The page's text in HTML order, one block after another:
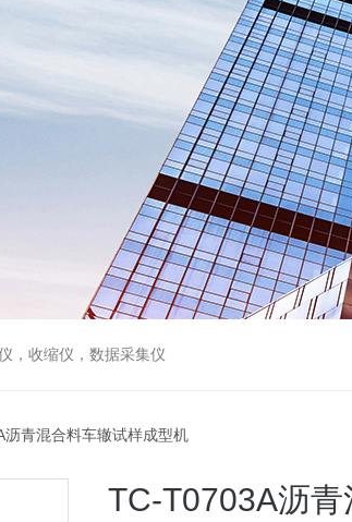
，收缩仪，数据采集仪
青混合料车辙试样成型机
TC-T0703A沥